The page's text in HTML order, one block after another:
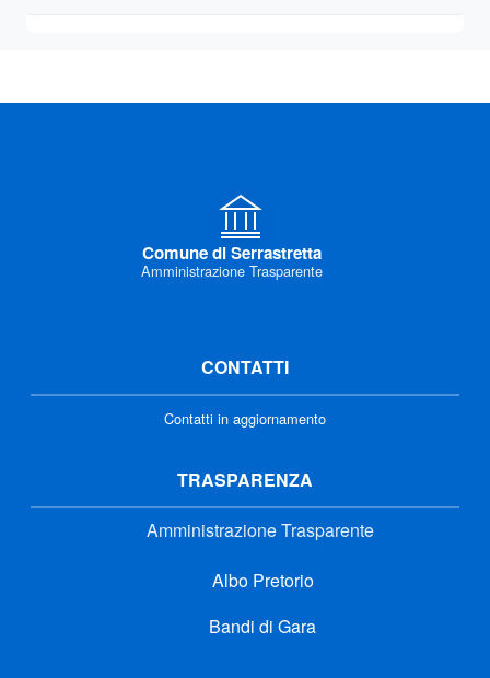
Comune di Serrastretta
Amministrazione Trasparente
CONTATTI
Contatti in aggiornamento
TRASPARENZA
Amministrazione Trasparente
Albo Pretorio
Bandi di Gara